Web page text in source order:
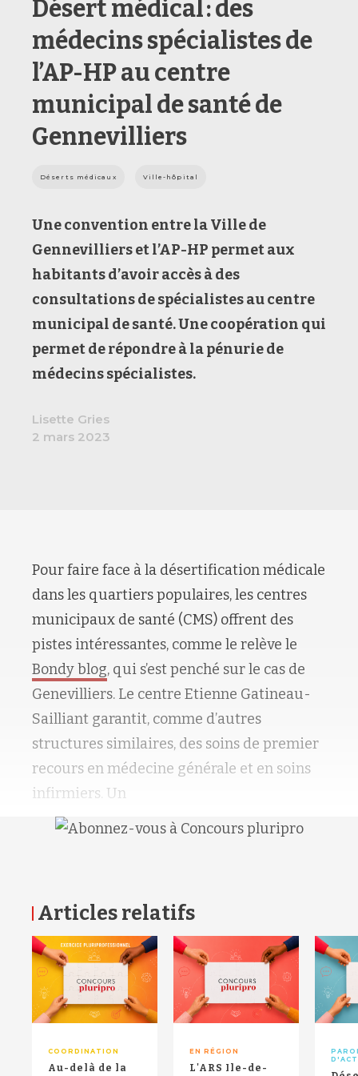
Désert médical : des
médecins spécialistes de
l’AP-HP au centre
municipal de santé de
Gennevilliers
Déserts médicaux Ville-hôpital
Une convention entre la Ville de
Gennevilliers et l’AP-HP permet aux
habitants d’avoir accès à des
consultations de spécialistes au centre
municipal de santé. Une coopération qui
permet de répondre à la pénurie de
médecins spécialistes.
Lisette Gries
2 mars 2023
Pour faire face à la désertification médicale
dans les quartiers populaires, les centres
municipaux de santé (CMS) offrent des
pistes intéressantes, comme le relève le
Bondy blog, qui s’est penché sur le cas de
Genevilliers. Le centre Etienne Gatineau-
Sailliant garantit, comme d’autres
structures similaires, des soins de premier
recours en médecine générale et en soins
infirmiers. Un
Articles relatifs
COORDINATION
Au-delà de la
EN RÉGION
L'ARS Ile-de-
RETOUR HAUT DE PAGE